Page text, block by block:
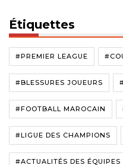
Étiquettes
#PREMIER LEAGUE
#BLESSURES JOUEURS
#FOOTBALL MAROCAIN
#LIGUE DES CHAMPIONS
#ACTUALITÉS DES ÉQUIPES